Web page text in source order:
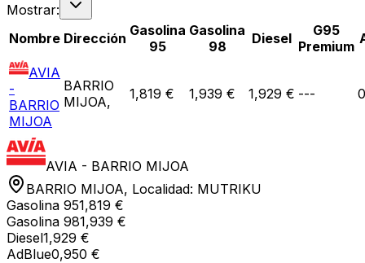
Mostrar:
Nombre Dirección Gasolina
95
Gasolina
98
Diesel
G95
Premium
AVIA
-
BARRIO
MIJOA
BARRIO
MIJOA,
1,819 € 1,939 € 1,929 € ---
AVIA - BARRIO MIJOA
BARRIO MIJOA, Localidad: MUTRIKU
Gasolina 951,819 €
Gasolina 981,939 €
Diesel1,929 €
AdBlue0,950 €